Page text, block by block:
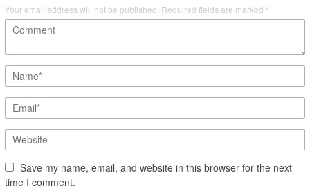
Your email address will not be published. Required fields are marked *
Save my name, email, and website in this browser for the next
time I comment.